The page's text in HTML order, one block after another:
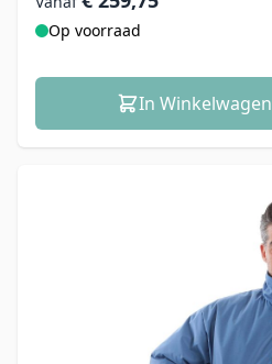
Op voorraad
In Winkelwagen